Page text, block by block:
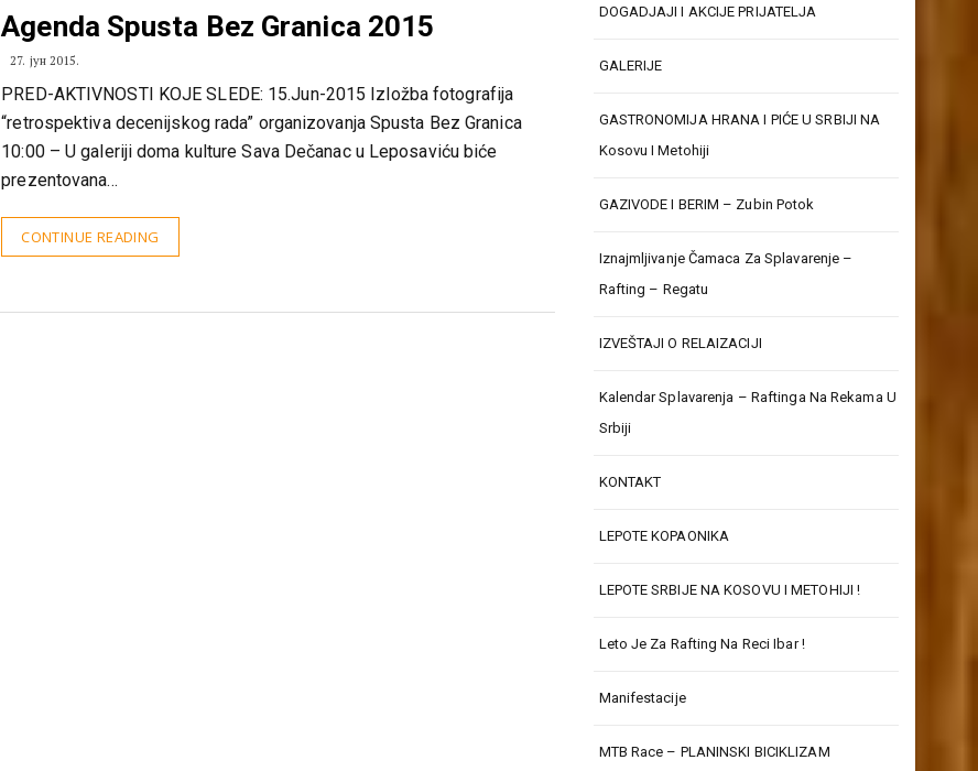
Agenda Spusta Bez Granica 2015
27. јун 2015.
PRED-AKTIVNOSTI KOJE SLEDE: 15.Jun-2015 Izložba fotografija
“retrospektiva decenijskog rada” organizovanja Spusta Bez Granica
10:00 – U galeriji doma kulture Sava Dečanac u Leposaviću biće
prezentovana…
CONTINUE READING
DOGADJAJI I AKCIJE PRIJATELJA
GALERIJE
GASTRONOMIJA HRANA I PIĆE U SRBIJI NA
Kosovu I Metohiji
GAZIVODE I BERIM – Zubin Potok
Iznajmljivanje Čamaca Za Splavarenje –
Rafting – Regatu
IZVEŠTAJI O RELAIZACIJI
Kalendar Splavarenja – Raftinga Na Rekama U
Srbiji
KONTAKT
LEPOTE KOPAONIKA
LEPOTE SRBIJE NA KOSOVU I METOHIJI !
Leto Je Za Rafting Na Reci Ibar !
Manifestacije
MTB Race – PLANINSKI BICIKLIZAM